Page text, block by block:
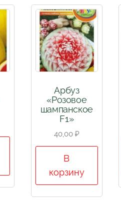
Арбуз
«Розовое
шампанское
F1»
40,00 ₽
В
корзину